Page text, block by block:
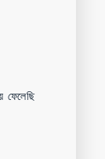
ফেলেছি